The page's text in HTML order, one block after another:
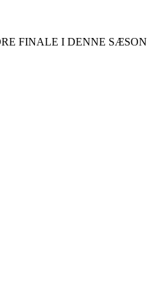
FINALE I DENNE SÆSON